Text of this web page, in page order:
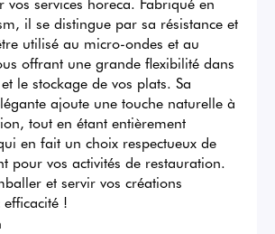
il se distingue par sa résistance et
utilisé au micro-ondes et au
offrant une grande flexibilité dans
le stockage de vos plats. Sa
ajoute une touche naturelle à
tout en étant entièrement
en fait un choix respectueux de
pour vos activités de restauration.
et servir vos créations
!